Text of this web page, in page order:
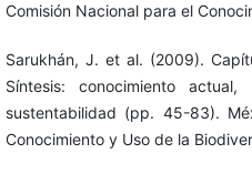
Comisión Nacional para el
Sarukhán, J. et al. (2009).
Síntesis: conocimiento
sustentabilidad (pp. 45-83).
Conocimiento y Uso de la